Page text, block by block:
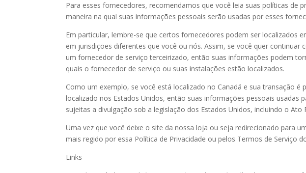
Para esses fornecedores, recomendamos que você leia suas políticas de
maneira na qual suas informações pessoais serão usadas por esses
Em particular, lembre-se que certos fornecedores podem ser localizados
em jurisdições diferentes que você ou nós. Assim, se você quer continuar
um fornecedor de serviço terceirizado, então suas informações podem
quais o fornecedor de serviço ou suas instalações estão localizados.
Como um exemplo, se você está localizado no Canadá e sua transação
localizado nos Estados Unidos, então suas informações pessoais usadas
sujeitas a divulgação sob a legislação dos Estados Unidos, incluindo o Ato
Uma vez que você deixe o site da nossa loja ou seja redirecionado para
mais regido por essa Política de Privacidade ou pelos Termos de Serviço
Links